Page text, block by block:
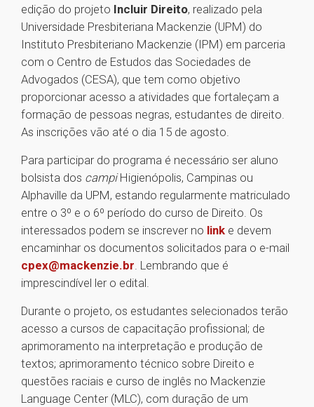
edição do projeto Incluir Direito, realizado pela
Universidade Presbiteriana Mackenzie (UPM) do
Instituto Presbiteriano Mackenzie (IPM) em parceria
com o Centro de Estudos das Sociedades de
Advogados (CESA), que tem como objetivo
proporcionar acesso a atividades que fortaleçam a
formação de pessoas negras, estudantes de direito.
As inscrições vão até o dia 15 de agosto.
Para participar do programa é necessário ser aluno
bolsista dos campiHigienópolis, Campinas ou
Alphaville da UPM, estando regularmente matriculado
entre o 3º e o 6º período do curso de Direito. Os
interessados podem se inscrever no link e devem
encaminhar os documentos solicitados para o e-mail
cpex@mackenzie.br. Lembrando que é
imprescindível ler o edital.
Durante o projeto, os estudantes selecionados terão
acesso a cursos de capacitação profissional; de
aprimoramento na interpretação e produção de
textos; aprimoramento técnico sobre Direito e
questões raciais e curso de inglês no Mackenzie
Language Center (MLC), com duração de um